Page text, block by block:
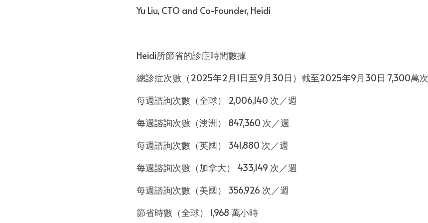
Yu Liu, CTO and Co-Founder, Heidi
Heidi所節省的診症時間數據
總診症次數（2025年2月1日至9月30日）截至2025年9月30日 7,300萬次
每週諮詢次數（全球） 2,006,140 次／週
每週諮詢次數（澳洲） 847,360 次／週
每週諮詢次數（英國） 341,880 次／週
每週諮詢次數（加拿大） 433,149 次／週
每週諮詢次數（美國） 356,926 次／週
節省時數（全球） 1,968 萬小時